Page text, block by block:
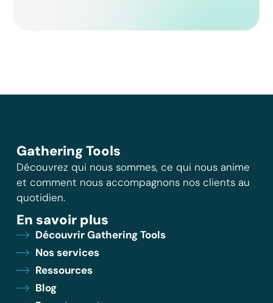
Gathering Tools
Découvrez qui nous sommes, ce qui nous anime
et comment nous accompagnons nos clients au
quotidien.
En savoir plus
Découvrir Gathering Tools
Nos services
Ressources
Blog